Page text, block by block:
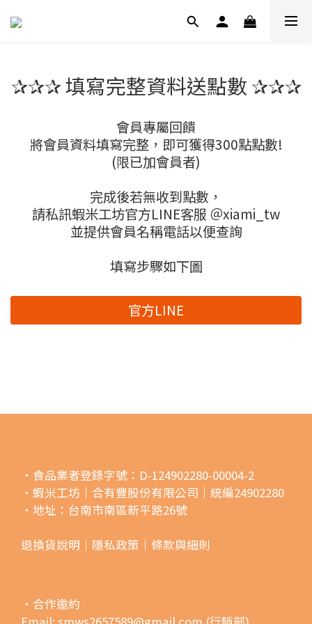
✰✰✰ 填寫完整資料送點數 ✰✰✰
會員專屬回饋
將會員資料填寫完整，即可獲得300點點數!
(限已加會員者)
完成後若無收到點數，
請私訊蝦米工坊官方LINE客服 ＠xiami_tw
並提供會員名稱電話以便查詢
填寫步驟如下圖
官方LINE
・食品業者登錄字號：D-124902280-00004-2
・蝦米工坊｜合有豐股份有限公司｜統編24902280
・地址：台南市南區新平路26號
退換貨說明｜ 隱私政策｜ 條款與細則
・合作邀約